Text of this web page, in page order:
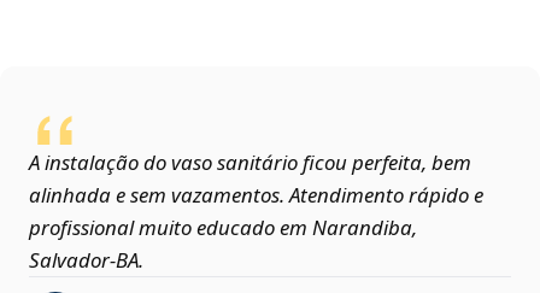
A instalação do vaso sanitário ficou perfeita, bem
alinhada e sem vazamentos. Atendimento rápido e
profissional muito educado em Narandiba,
Salvador‑BA.